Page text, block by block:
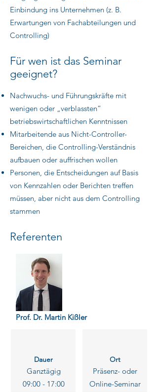
Einbindung ins Unternehmen (z. B.
Erwartungen von Fachabteilungen und
Controlling)
​Für wen ist das Seminar
geeignet? ​
Nachwuchs- und Führungskräfte mit
wenigen oder „verblassten“
betriebswirtschaftlichen Kenntnissen
Mitarbeitende aus Nicht-Controller-
Bereichen, die Controlling-Verständnis
aufbauen oder auffrischen wollen
Personen, die Entscheidungen auf Basis
von Kennzahlen oder Berichten treffen
müssen, aber nicht aus dem Controlling
stammen
Referenten
Prof. Dr. Martin Kißler
Dauer
Ganztägig
09:00 - 17:00
Ort
Präsenz- oder
Online-Seminar